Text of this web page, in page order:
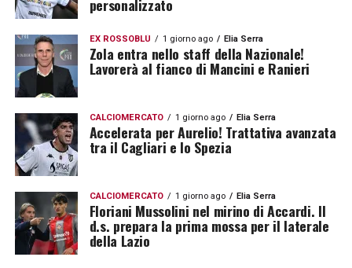
personalizzato
EX ROSSOBLÙ 1 giorno ago Elia Serra
Zola entra nello staff della Nazionale!
Lavorerà al fianco di Mancini e Ranieri
CALCIOMERCATO 1 giorno ago Elia Serra
Accelerata per Aurelio! Trattativa avanzata
tra il Cagliari e lo Spezia
CALCIOMERCATO 1 giorno ago Elia Serra
Floriani Mussolini nel mirino di Accardi. Il
d.s. prepara la prima mossa per il laterale
della Lazio